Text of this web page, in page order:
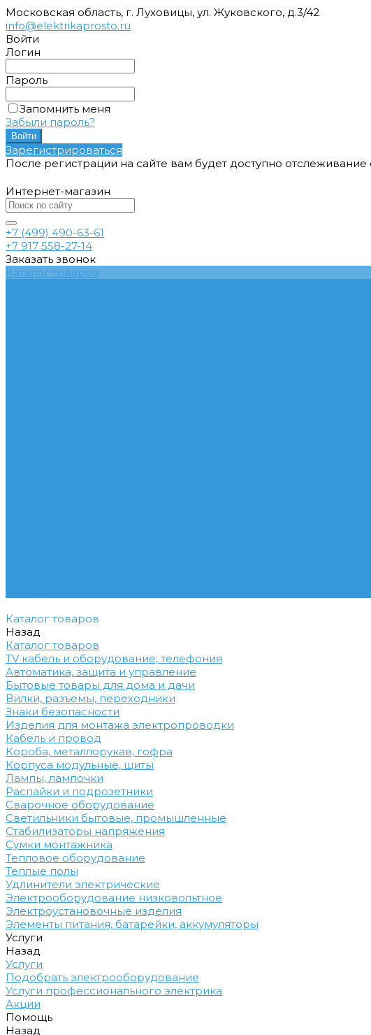
Московская область, г. Луховицы, ул. Жуковского, д.3/42
info@elektrikaprosto.ru
Войти
Логин
Пароль
Запомнить меня
Забыли пароль?
Зарегистрироваться
После регистрации на сайте вам будет доступно
Интернет-магазин
+7 (499) 490-63-61
+7 917 558-27-14
Заказать звонок
Каталог товаров
Каталог товаров
Назад
Каталог товаров
TV кабель и оборудование, телефония
Автоматика, защита и управление
Бытовые товары для дома и дачи
Вилки, разъемы, переходники
Знаки безопасности
Изделия для монтажа электропроводки
Кабель и провод
Короба, металлорукав, гофра
Корпуса модульные, щиты
Лампы, лампочки
Распайки и подрозетники
Сварочное оборудование
Светильники бытовые, промышленные
Стабилизаторы напряжения
Сумки монтажника
Тепловое оборудование
Теплые полы
Удлинители электрические
Электрооборудование низковольтное
Электроустановочные изделия
Элементы питания, батарейки, аккумуляторы
Услуги
Назад
Услуги
Подобрать электрооборудование
Услуги профессионального электрика
Акции
Помощь
Назад